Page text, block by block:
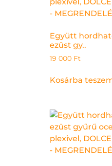
Együtt
ezüst gy..
19 000 Ft
Kosárba